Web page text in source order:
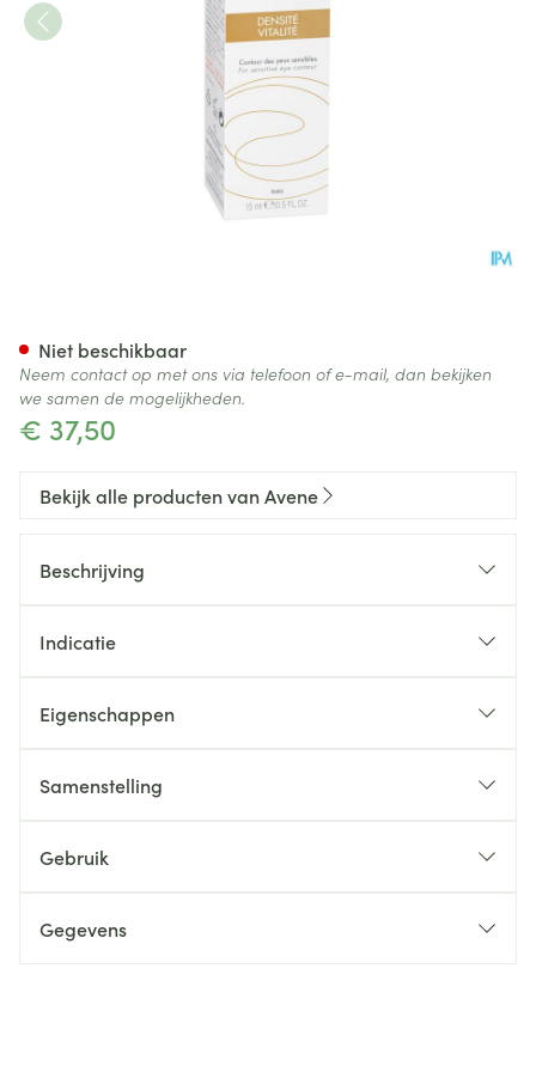
€ 37,50
Niet beschikbaar
Neem contact op met ons via telefoon of e-mail, dan bekijken
we samen de mogelijkheden.
Bekijk alle producten van Avene
Beschrijving
Indicatie
Eigenschappen
Samenstelling
Gebruik
Gegevens